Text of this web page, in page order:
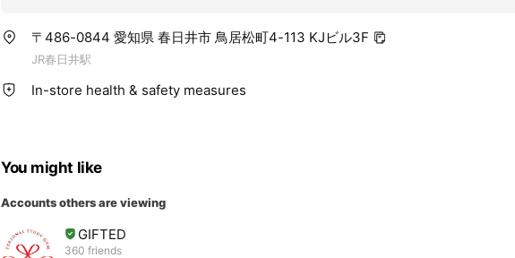
〒486-0844 愛知県 春日井市 鳥居松町4-113 KJビル3F
JR春日井駅
In-store health & safety measures
You might like
Accounts others are viewing
GIFTED
360 friends